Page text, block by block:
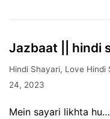
Jazbaat || hindi
Hindi Shayari, Love Hindi
24, 2023
Mein sayari likhta